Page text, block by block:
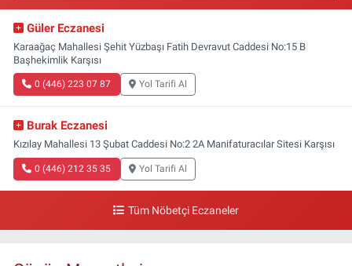
Güler Eczanesi
Karaağaç Mahallesi Şehit Yüzbaşı Fatih Devravut Caddesi No:15 B
Başhekimlik Karşısı
0 (446) 223 07 87 Yol Tarifi Al
Burak Eczanesi
Kızılay Mahallesi 13 Şubat Caddesi No:2 2A Manifaturacılar Sitesi Karşısı
0 (446) 212 35 35 Yol Tarifi Al
Tüm Nöbetçi Eczaneler